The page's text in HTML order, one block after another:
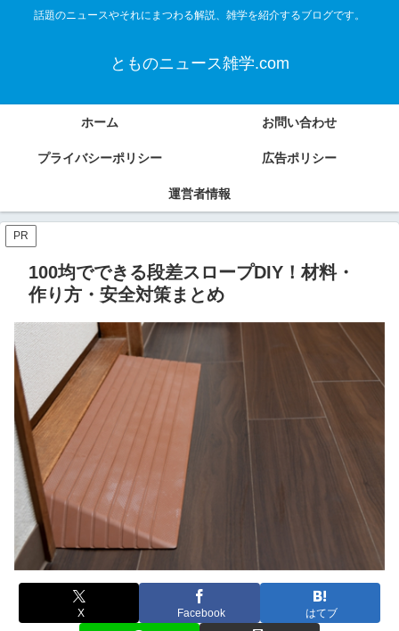
話題のニュースやそれにまつわる解説、雑学を紹介するブログです。
とものニュース雑学.com
ホーム お問い合わせ
プライバシーポリシー 広告ポリシー
運営者情報
PR
100均でできる段差スロープDIY！材料・
作り方・安全対策まとめ
X Facebook はてブ